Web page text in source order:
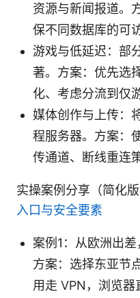
资源与新闻报道。
保不同数据库的可
游戏与低延迟：部
著。方案：优先选
化、考虑分流到仅
媒体创作与上传：
程服务器。方案：
传通道、断线重连
实操案例分享（简化版
入口与安全要素
案例1：从欧洲出
方案：选择东亚节
用走 VPN，浏览器